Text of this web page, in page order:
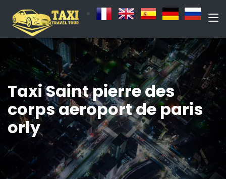
Taxi Saint pierre des
corps aeroport de paris
orly